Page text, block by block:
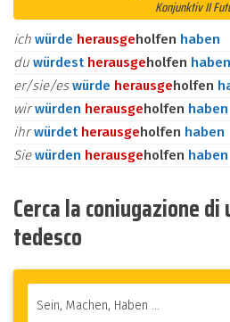
Konjunktiv II
ich würde herausgeholfen haben
du würdest herausgeholfen haben
er/sie/eswürde herausgeholfen
wirwürden herausgeholfen haben
ihrwürdet herausgeholfen haben
Siewürden herausgeholfen haben
Cerca la coniugazione
tedesco